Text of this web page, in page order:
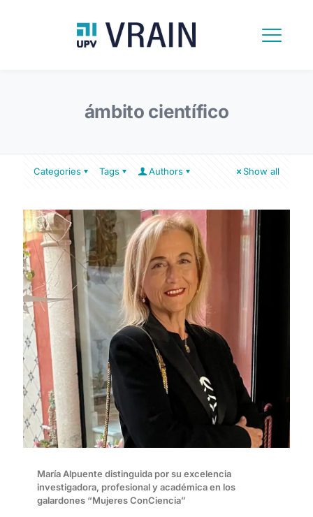
ámbito científico
Categories Tags Authors Show all
María Alpuente distinguida por su excelencia
investigadora, profesional y académica en los
galardones “Mujeres ConCiencia”